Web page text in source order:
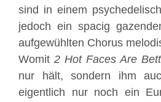
sind in einem
jedoch ein spacig
aufgewühlten Chorus
Womit 2 Hot Faces Are
nur hält, sondern ihm
eigentlich nur noch ein